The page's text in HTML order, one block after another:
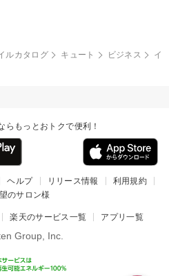
ルカタログ キュート ビジネス
イ
らもっとおトクで便利！
ヘルプ リリース情報
利用規約
のサロン様
楽天のサービス一覧 アプリ一覧
Group, Inc.